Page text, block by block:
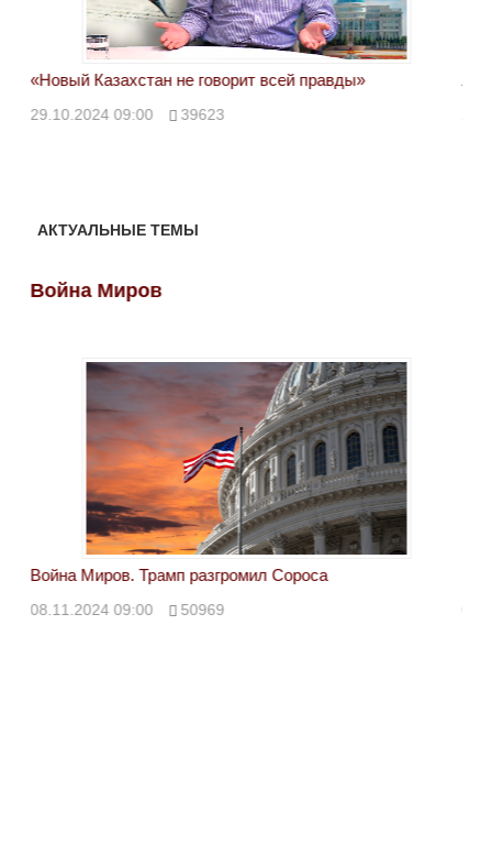
«Новый Казахстан не говорит всей правды»
29.10.2024 09:00 39623
АКТУАЛЬНЫЕ ТЕМЫ
Война Миров
Война Миров. Трамп разгромил Сороса
08.11.2024 09:00 50969